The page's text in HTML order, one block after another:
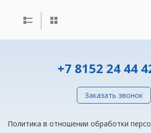
+7 8152 24 44
Заказать звонок
Политика в отношении обработки